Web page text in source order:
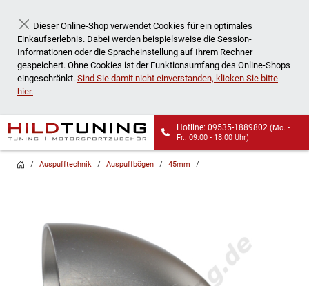
Schließen
Dieser Online-Shop verwendet Cookies für ein optimales
Einkaufserlebnis. Dabei werden beispielsweise die Session-
Informationen oder die Spracheinstellung auf Ihrem Rechner
gespeichert. Ohne Cookies ist der Funktionsumfang des Online-Shops
eingeschränkt. Sind Sie damit nicht einverstanden, klicken Sie bitte
hier.
Hotline: 09535-1889802(Mo. -
Fr.: 09:00 - 18:00 Uhr)
Wir liefern auch an
Packstationen!
Auspufftechnik Auspuffbögen 45mm